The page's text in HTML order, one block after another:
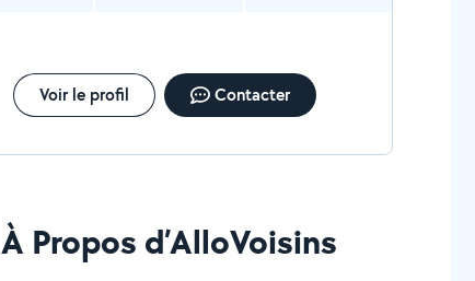
Voir le profil Contacter
À Propos d’AlloVoisins